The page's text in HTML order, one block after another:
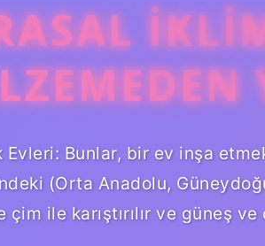
Evleri: Bunlar, bir ev inşa
(Orta Anadolu,
çim ile karıştırılır ve güneş